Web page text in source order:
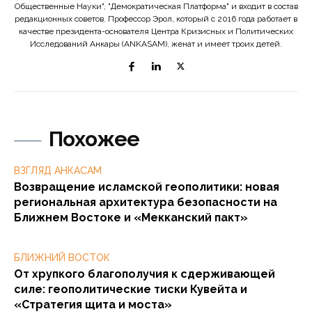
Похожее
ВЗГЛЯД АНКАСАМ
Возвращение исламской геополитики: новая
региональная архитектура безопасности на
Ближнем Востоке и «Мекканский пакт»
БЛИЖНИЙ ВОСТОК
От хрупкого благополучия к сдерживающей
силе: геополитические тиски Кувейта и
«Стратегия щита и моста»
Общественные Науки", "Демократическая Платформа" и входит в состав
редакционных советов. Профессор Эрол, который с 2016 года работает в
качестве президента-основателя Центра Кризисных и Политических
Исследований Анкары (ANKASAM), женат и имеет троих детей.